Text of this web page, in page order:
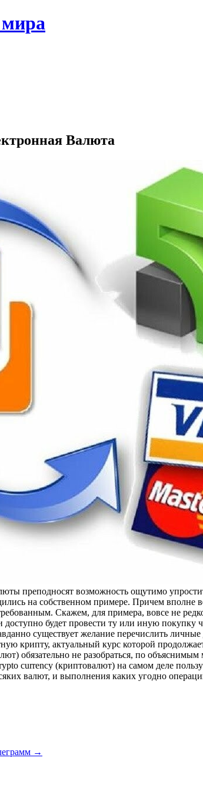
мира
Валюта
преподносят возможность ощутимо
на собственном примере. Причем
Скажем, для примера, вовсе не
будет провести ту или иную покупку
существует желание перечислить
крипту, актуальный курс которой
обязательно не разобраться, по
currency (криптовалют) на самом деле
валют, и выполнения каких угодно
→